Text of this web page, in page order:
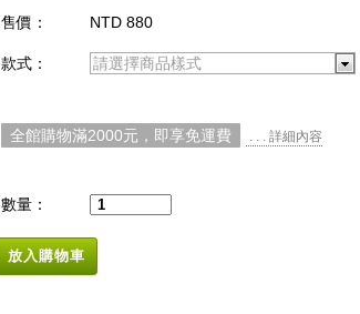
售價： NTD 880
款式： 請選擇商品樣式
全館購物滿2000元，即享免運費 . . . 詳細內容
數量：
放入購物車